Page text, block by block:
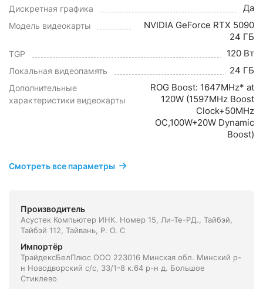
Дискретная графика Да
Модель видеокарты
NVIDIA GeForce RTX 5090
24 ГБ
TGP 120 Вт
Локальная видеопамять 24 ГБ
Дополнительные
характеристики видеокарты
ROG Boost: 1647MHz* at
120W (1597MHz Boost
Clock+50MHz
OC,100W+20W Dynamic
Boost)
Смотреть все параметры
Производитель
Асустек Компьютер ИНК. Номер 15, Ли-Те-РД., Тайбэй,
Тайбэй 112, Тайвань, Р. О. С
Импортёр
ТрайдексБелПлюс ООО 223016 Минская обл. Минский р-
н Новодворский с/с, 33/1-8 к.64 р-н д. Большое
Стиклево